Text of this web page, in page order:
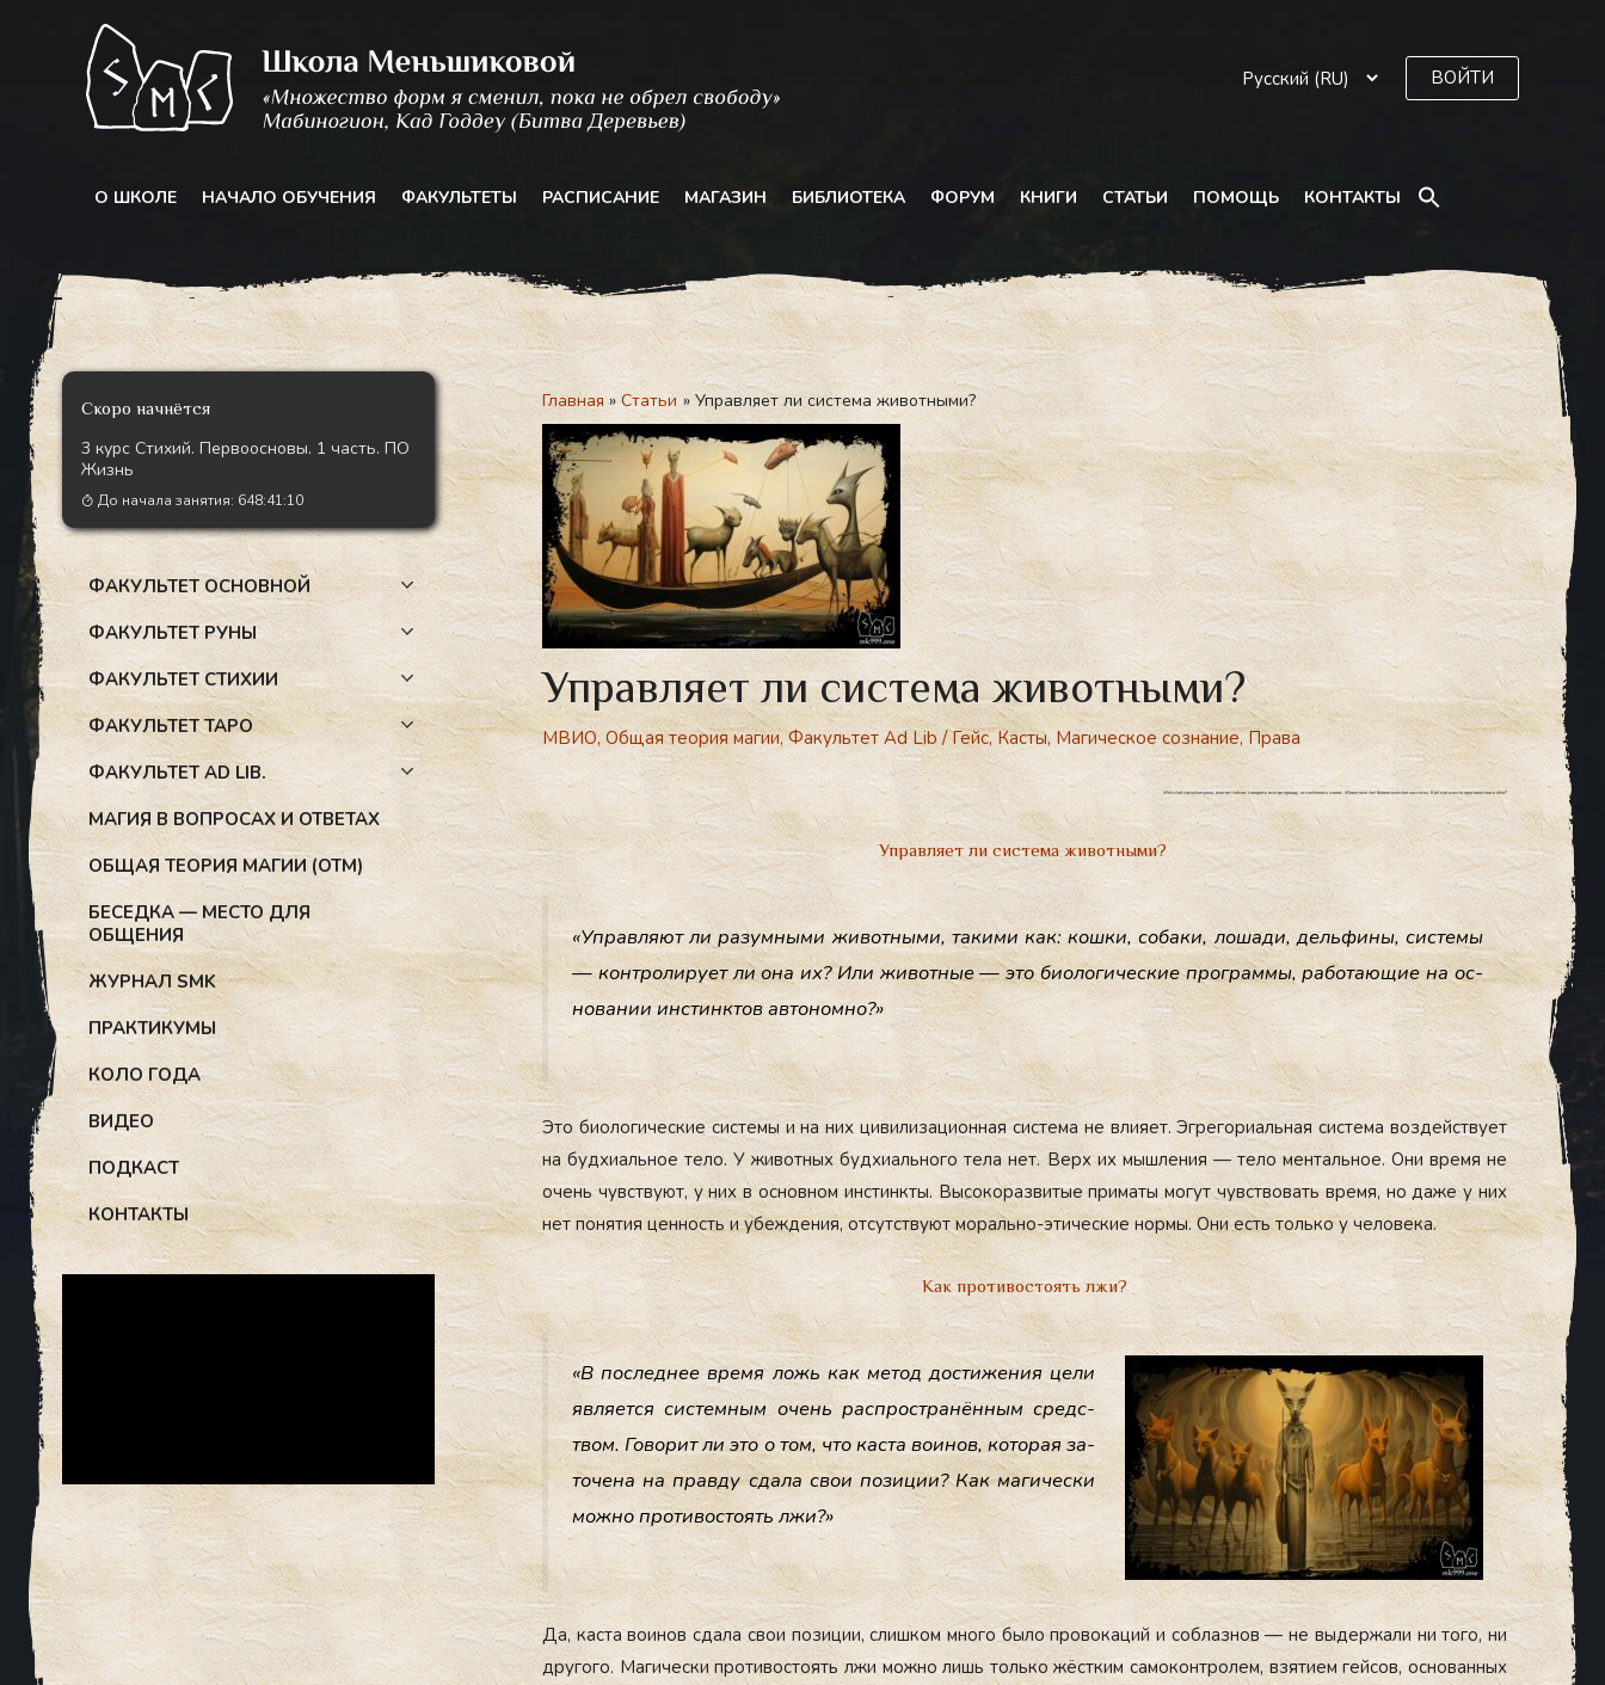
содержимому
ВОЙТИ
О ШКОЛЕ НАЧАЛО ОБУЧЕНИЯ ФАКУЛЬТЕТЫ РАСПИСАНИЕ МАГАЗИН БИБЛИОТЕКА ФОРУМ КНИГИ СТАТЬИ ПОМОЩЬ КОНТАКТЫ
Скоро начнётся
3 курс Стихий. Первоосновы. 1 часть. ПО
Жизнь
До начала занятия: 648:41:08
ФАКУЛЬТЕТ ОСНОВНОЙ
ФАКУЛЬТЕТ РУНЫ
ФАКУЛЬТЕТ СТИХИИ
ФАКУЛЬТЕТ ТАРО
ФАКУЛЬТЕТ AD LIB.
МАГИЯ В ВОПРОСАХ И ОТВЕТАХ
ОБЩАЯ ТЕОРИЯ МАГИИ (ОТМ)
БЕСЕДКА — МЕСТО ДЛЯ
ОБЩЕНИЯ
ЖУРНАЛ SMK
ПРАКТИКУМЫ
КОЛО ГОДА
ВИДЕО
ПОДКАСТ
КОНТАКТЫ
Главная Статьи Управляет ли система животными?
Управляет ли система животными?
МВИО,Общая теория магии,Факультет Ad Lib/Гейс,Касты, Магическое сознание,Права
Жёсткий самоконтроль, взятие гейсов, говорить всегда правду, отслеживать слова.. Животные как биологические системы. Как магически противостоять лжи?
Управляет ли система животными?
«Уп­равля­ют ли ра­зум­ны­ми жи­вот­ны­ми, та­кими как: кош­ки, со­баки, ло­шади, дель­фи­ны, сис­те­мы
— кон­тро­лиру­ет ли она их? Или жи­вот­ные — это би­оло­гичес­кие прог­раммы, ра­бота­ющие на ос­
но­вании ин­стинктов ав­то­ном­но?»
Это би­оло­гичес­кие сис­те­мы и на них ци­вили­заци­он­ная сис­те­ма не вли­яет. Эг­ре­гори­аль­ная сис­те­ма воз­дей­ству­ет
на буд­хи­аль­ное те­ло. У жи­вот­ных буд­хи­аль­но­го те­ла нет. Верх их мыш­ле­ния — те­ло мен­таль­ное. Они вре­мя не
очень чувс­тву­ют, у них в ос­новном ин­стинкты. Вы­соко­раз­ви­тые при­маты мо­гут чувс­тво­вать вре­мя, но да­же у них
нет по­нятия цен­ность и убеж­де­ния, от­сутс­тву­ют мо­раль­но-эти­чес­кие нор­мы. Они есть толь­ко у че­лове­ка.
Как противостоять лжи?
«В пос­леднее вре­мя ложь как ме­тод дос­ти­жения це­ли
яв­ля­ет­ся сис­темным очень рас­простра­нён­ным средс­
твом. Го­ворит ли это о том, что кас­та во­инов, ко­торая за­
точе­на на прав­ду сда­ла свои по­зиции? Как ма­гичес­ки
мож­но про­тивос­то­ять лжи?»
Да, кас­та во­инов сда­ла свои по­зиции, слиш­ком мно­го бы­ло про­вока­ций и соб­лазнов — не вы­дер­жа­ли ни то­го, ни
дру­гого. Ма­гичес­ки про­тивос­то­ять лжи мож­но лишь толь­ко жёс­тким са­мокон­тро­лем, взя­ти­ем гей­сов, ос­но­ван­ных